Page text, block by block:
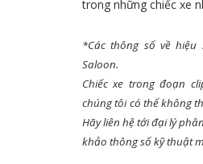
trong những chiếc xe
*Các thông số về
Saloon.
Chiếc xe trong đoạn
chúng tôi có thể không
Hãy liên hệ tới đại lý
khảo thông số kỹ thuật